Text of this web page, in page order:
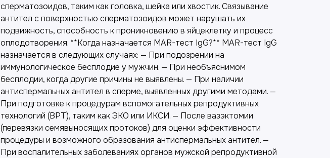
сперматозоидов, таким как головка, шейка или хвостик. Связывание
антител с поверхностью сперматозоидов может нарушать их
подвижность, способность к проникновению в яйцеклетку и процесс
оплодотворения. **Когда назначается MAR-тест IgG?** MAR-тест IgG
назначается в следующих случаях: — При подозрении на
иммунологическое бесплодие у мужчин. — При необъяснимом
бесплодии, когда другие причины не выявлены. — При наличии
антиспермальных антител в сперме, выявленных другими методами. —
При подготовке к процедурам вспомогательных репродуктивных
технологий (ВРТ), таким как ЭКО или ИКСИ. — После вазэктомии
(перевязки семявыносящих протоков) для оценки эффективности
процедуры и возможного образования антиспермальных антител. —
При воспалительных заболеваниях органов мужской репродуктивной